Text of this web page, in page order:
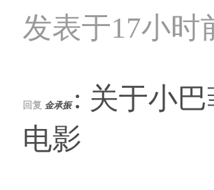
发表于17小时
回复 金承振 : 关于小
电影